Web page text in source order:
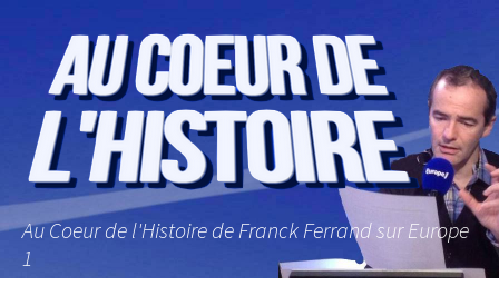
Au Coeur de l'Histoire de Franck Ferrand sur Europe
1